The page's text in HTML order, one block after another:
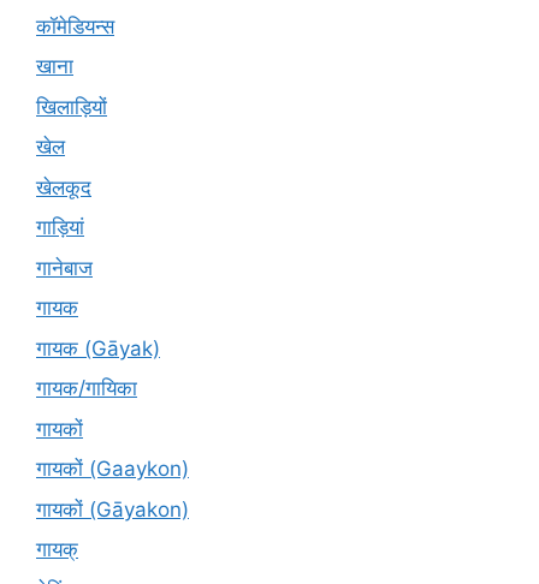
कॉमेडियन्स
खाना
खिलाड़ियों
खेल
खेलकूद
गाड़ियां
गानेबाज
गायक
गायक (Gāyak)
गायक/गायिका
गायकों
गायकों (Gaaykon)
गायकों (Gāyakon)
गायक्